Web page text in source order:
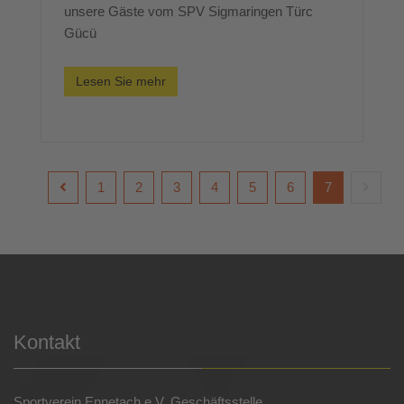
unsere Gäste vom SPV Sigmaringen Türc
Gücü
Lesen Sie mehr
1 2 3 4 5 6 7
Kontakt